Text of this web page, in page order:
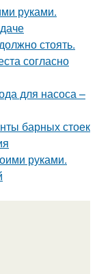
руками.
стоять.
согласно
для насоса –
барных стоек
руками.